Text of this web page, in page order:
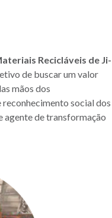
Recicláveis de Ji-
de buscar um valor
mãos dos
reconhecimento social dos
agente de transformação